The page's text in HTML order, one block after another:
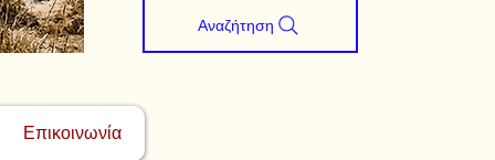
Επικοινωνία
Αναζήτηση